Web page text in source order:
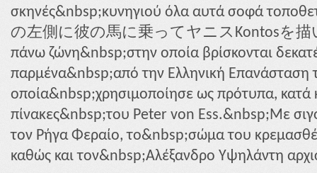
σκηνές&nbsp;κυνηγιού όλα αυτά σοφά
の左側に彼の馬に乗ってヤニスKontosを描
πάνω ζώνη&nbsp;στην οποία βρίσκονται
παρμένα&nbsp;από την Ελληνική Επανάσταση
οποία&nbsp;χρησιμοποίησε ως πρότυπα, κατά
πίνακες&nbsp;του Peter von Ess.&nbsp;Με
τον Ρήγα Φεραίο, το&nbsp;σώμα του
καθώς και τον&nbsp;Αλέξανδρο Υψηλάντη